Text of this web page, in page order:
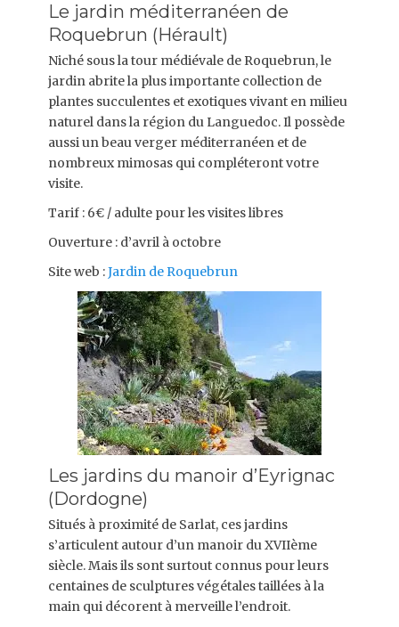
Le jardin méditerranéen de
Roquebrun (Hérault)
Niché sous la tour médiévale de Roquebrun, le
jardin abrite la plus importante collection de
plantes succulentes et exotiques vivant en milieu
naturel dans la région du Languedoc. Il possède
aussi un beau verger méditerranéen et de
nombreux mimosas qui compléteront votre
visite.
Tarif : 6€ / adulte pour les visites libres
Ouverture : d’avril à octobre
Site web :Jardin de Roquebrun
Les jardins du manoir d’Eyrignac
(Dordogne)
Situés à proximité de Sarlat, ces jardins
s’articulent autour d’un manoir du XVIIème
siècle. Mais ils sont surtout connus pour leurs
centaines de sculptures végétales taillées à la
main qui décorent à merveille l’endroit.